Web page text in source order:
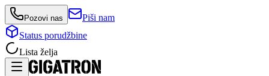
Pozovi nas
Piši nam
Status porudžbine
Lista želja